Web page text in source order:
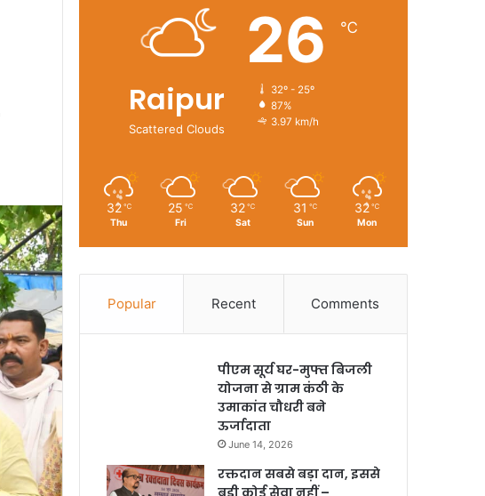
Raipur
Scattered Clouds
26 ℃
32º - 25º
87%
3.97 km/h
32 ℃
Thu
25 ℃
Fri
32 ℃
Sat
31 ℃
Sun
32 ℃
Mon
Popular Recent Comments
पीएम सूर्य घर-मुफ्त बिजली
योजना से ग्राम कंठी के
उमाकांत चौधरी बने
ऊर्जादाता
June 14, 2026
रक्तदान सबसे बड़ा दान, इससे
बड़ी कोई सेवा नहीं –